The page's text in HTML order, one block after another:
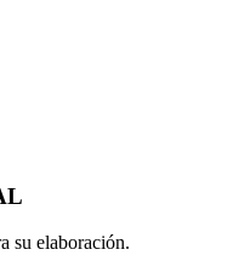
su elaboración.